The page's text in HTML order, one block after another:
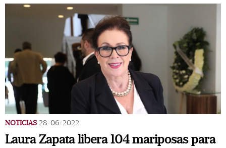
NOTICIAS 28/06/2022
Laura Zapata libera 104 mariposas para